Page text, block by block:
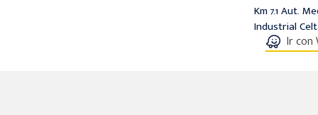
Ir con
Km 7.1 Aut.
Industrial